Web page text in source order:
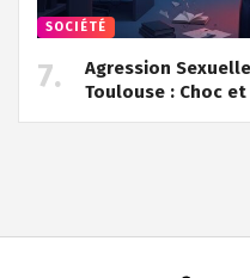
SOCIÉTÉ
Agression
Toulouse : Choc